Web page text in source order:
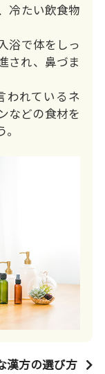
冷たい飲食物
浴で体をしっ
され、鼻づま
われているネ
などの食材を
漢方の選び方